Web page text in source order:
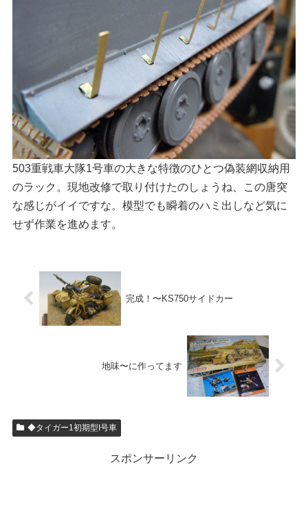
503重戦車大隊1号車の大きな特徴のひとつ偽装網収納用
のラック。現地改修で取り付けたのしょうね、この唐突
な感じがイイですな。模型でも瞬着のハミ出しなど気に
せず作業を進めます。
完成！〜KS750サイドカー
地味〜に作ってます
◆タイガー1初期型I号車
スポンサーリンク